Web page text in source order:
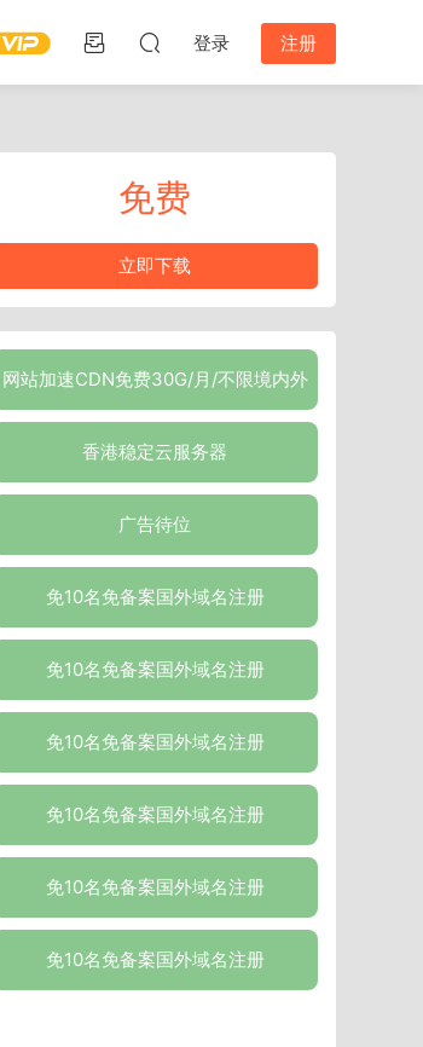
登录 注册
免费
立即下载
网站加速CDN免费30G/月/不限境内外
香港稳定云服务器
广告待位
免10名免备案国外域名注册
免10名免备案国外域名注册
免10名免备案国外域名注册
免10名免备案国外域名注册
免10名免备案国外域名注册
免10名免备案国外域名注册